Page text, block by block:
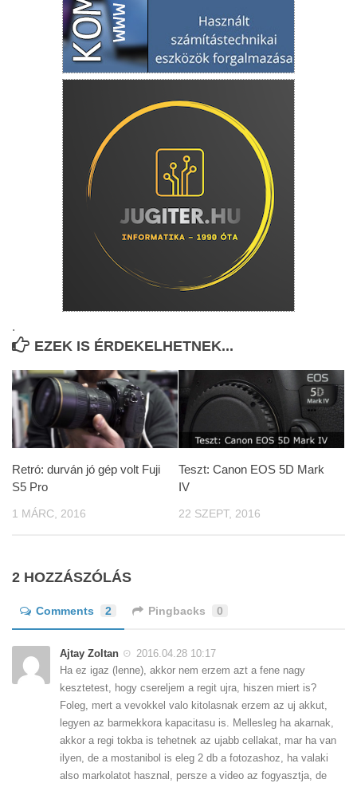
.
EZEK IS ÉRDEKELHETNEK...
Retró: durván jó gép volt Fuji
S5 Pro
1 MÁRC, 2016
Teszt: Canon EOS 5D Mark
IV
22 SZEPT, 2016
2 HOZZÁSZÓLÁS
Comments 2 Pingbacks 0
Ajtay Zoltan
2016.04.28 10:17
Ha ez igaz (lenne), akkor nem erzem azt a fene nagy
kesztetest, hogy csereljem a regit ujra, hiszen miert is?
Foleg, mert a vevokkel valo kitolasnak erzem az uj akkut,
legyen az barmekkora kapacitasu is. Mellesleg ha akarnak,
akkor a regi tokba is tehetnek az ujabb cellakat, mar ha van
ilyen, de a mostanibol is eleg 2 db a fotozashoz, ha valaki
also markolatot hasznal, persze a video az fogyasztja, de